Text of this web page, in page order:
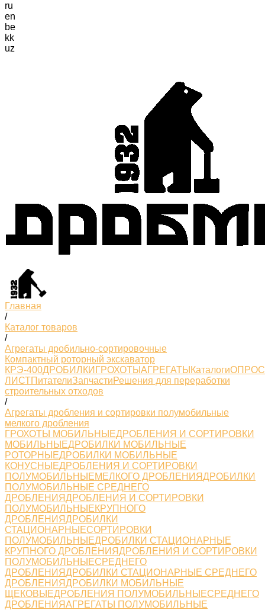
ru
en
be
kk
uz
Главная
/
Каталог товаров
/
Агрегаты дробильно-сортировочные
Компактный роторный экскаватор
КРЭ-400ДРОБИЛКИ ГРОХОТЫ АГРЕГАТЫ Каталоги
ЛИСТПитателиЗапчастиРешения для переработки
строительных отходов
/
Агрегаты дробления и сортировки полумобильные
мелкого дробления
ГРОХОТЫ МОБИЛЬНЫЕДРОБЛЕНИЯ И СОРТИРОВКИ
МОБИЛЬНЫЕДРОБИЛКИ МОБИЛЬНЫЕ
РОТОРНЫЕДРОБИЛКИ МОБИЛЬНЫЕ
КОНУСНЫЕДРОБЛЕНИЯ И СОРТИРОВКИ
ПОЛУМОБИЛЬНЫЕМЕЛКОГО ДРОБЛЕНИЯДРОБИЛКИ
ПОЛУМОБИЛЬНЫЕ СРЕДНЕГО
ДРОБЛЕНИЯДРОБЛЕНИЯ И СОРТИРОВКИ
ПОЛУМОБИЛЬНЫЕКРУПНОГО
ДРОБЛЕНИЯДРОБИЛКИ
СТАЦИОНАРНЫЕСОРТИРОВКИ
ПОЛУМОБИЛЬНЫЕДРОБИЛКИ СТАЦИОНАРНЫЕ
КРУПНОГО ДРОБЛЕНИЯДРОБЛЕНИЯ И СОРТИРОВКИ
ПОЛУМОБИЛЬНЫЕСРЕДНЕГО
ДРОБЛЕНИЯДРОБИЛКИ СТАЦИОНАРНЫЕ СРЕДНЕГО
ДРОБЛЕНИЯДРОБИЛКИ МОБИЛЬНЫЕ
ЩЕКОВЫЕДРОБЛЕНИЯ ПОЛУМОБИЛЬНЫЕСРЕДНЕГО
ДРОБЛЕНИЯАГРЕГАТЫ ПОЛУМОБИЛЬНЫЕ